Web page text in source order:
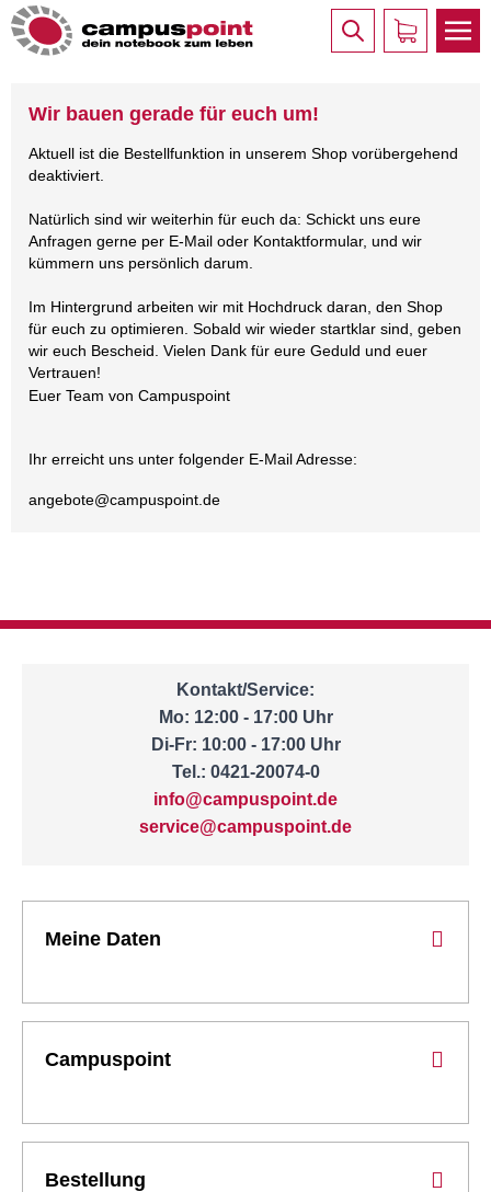
Wir bauen gerade für euch um!
Aktuell ist die Bestellfunktion in unserem Shop vorübergehend
deaktiviert.
Natürlich sind wir weiterhin für euch da: Schickt uns eure
Anfragen gerne per E-Mail oder Kontaktformular, und wir
kümmern uns persönlich darum.
Im Hintergrund arbeiten wir mit Hochdruck daran, den Shop
für euch zu optimieren. Sobald wir wieder startklar sind, geben
wir euch Bescheid. Vielen Dank für eure Geduld und euer
Vertrauen!
Euer Team von Campuspoint
Ihr erreicht uns unter folgender E-Mail Adresse:
angebote@campuspoint.de
Kontakt/Service:
Mo: 12:00 - 17:00 Uhr
Di-Fr: 10:00 - 17:00 Uhr
Tel.: 0421-20074-0
info@campuspoint.de
service@campuspoint.de
Meine Daten
Campuspoint
Bestellung